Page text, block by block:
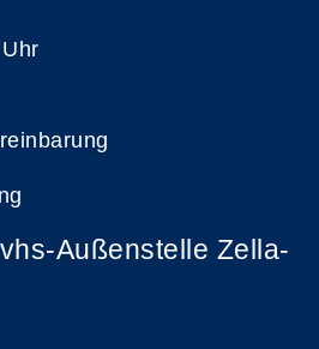
Außenstelle Zella-